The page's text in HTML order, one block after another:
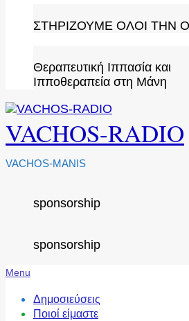
ΣΤΗΡΙΖΟΥΜΕ ΟΛΟΙ ΤΗΝ
Θεραπευτική Ιππασία και
Ιπποθεραπεία στη Μάνη
VACHOS-RADIO
VACHOS-MANIS
sponsorship
sponsorship
Secondary
Menu
Menu
Δημοσιεύσεις
Ποιοί είμαστε